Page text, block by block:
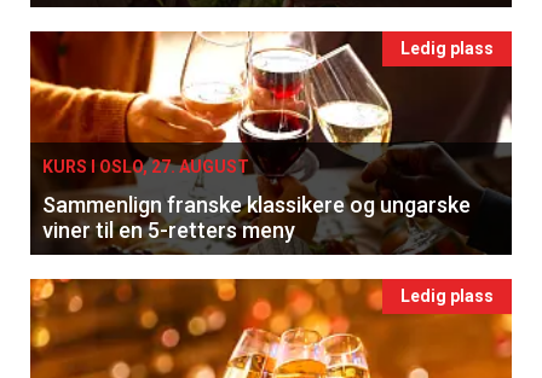
Ledig plass
KURS I OSLO, 27. AUGUST
Sammenlign franske klassikere og ungarske
viner til en 5-retters meny
Ledig plass